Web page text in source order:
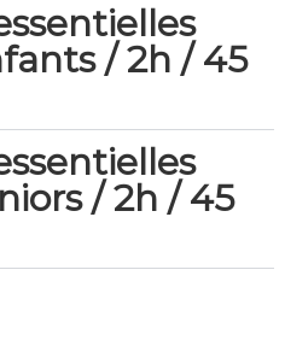
/ 2h / 45
/ 2h / 45